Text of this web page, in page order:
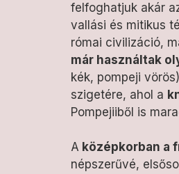
felfoghatjuk akár
vallási és mitikus
római civilizáció,
már használtak
kék, pompeji
szigetére, ahol a
Pompejiiből is
A középkorban a
népszerűvé,